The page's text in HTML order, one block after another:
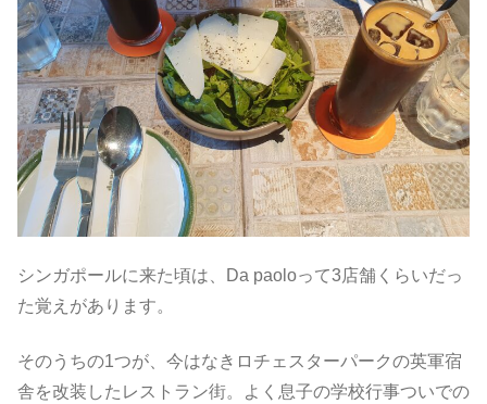
シンガポールに来た頃は、Da paoloって3店舗くらいだっ
た覚えがあります。
そのうちの1つが、今はなきロチェスターパークの英軍宿
舎を改装したレストラン街。よく息子の学校行事ついでの